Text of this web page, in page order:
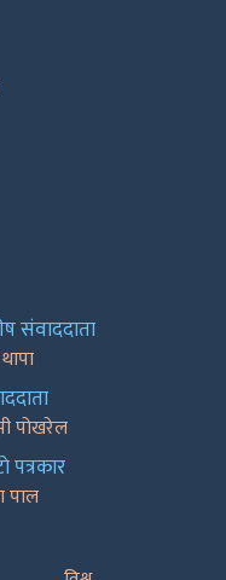
संवाददाता
पोखरेल
पत्रकार
पाल